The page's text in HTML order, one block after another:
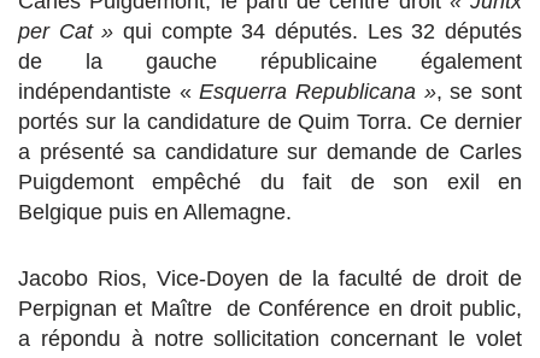
per Cat » qui compte 34 députés. Les 32 députés
de la gauche républicaine également
indépendantiste «Esquerra Republicana », se sont
portés sur la candidature de Quim Torra. Ce dernier
a présenté sa candidature sur demande de Carles
Puigdemont empêché du fait de son exil en
Belgique puis en Allemagne.
Jacobo Rios, Vice-Doyen de la faculté de droit de
Perpignan et Maître de Conférence en droit public,
a répondu à notre sollicitation concernant le volet